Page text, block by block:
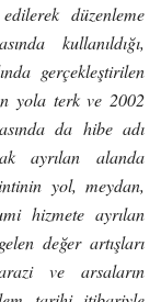
düzenleme
kullanıldığı,
gerçekleştirilen
yola terk ve 2002
da hibe adı
ayrılan alanda
yol, meydan,
hizmete ayrılan
değer artışları
ve arsaların